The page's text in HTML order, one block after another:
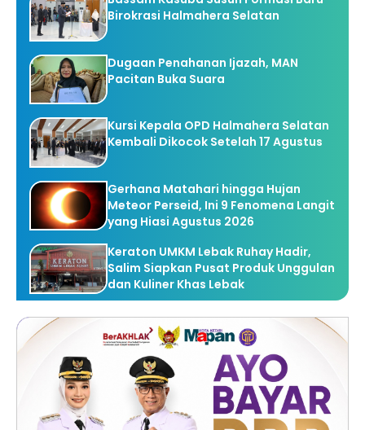
Bassam Kasuba Susun Formasi Baru
Dugaan Penahanan Ijazah, MAN
Kursi Kepala OPD Halmahera Selatan
Kembali Dikocok Setelah 17 Agustus
Gerhana Matahari hingga Hujan
Meteor Perseid, Ini 9 Fenomena Langit
yang Hiasi Agustus 2026
Keraton UMKM Lebak Ruhay Hadir,
Salim Siapkan Pusat Produk Unggulan
dan Kuliner Khas Lebak